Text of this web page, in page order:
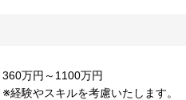
360万円～1100万円
※経験やスキルを考慮いたします。